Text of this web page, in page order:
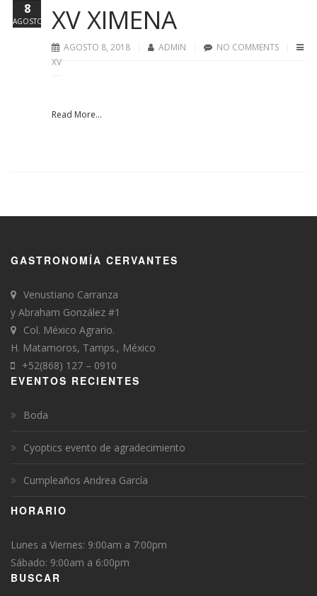
XV XIMENA
AGOSTO 8, 2018 ADMIN
NO COMMENTS
XV
Read More...
8
AGOSTO
GASTRONOMÍA CERVANTES
Venustiano Carranza
y Abraham González #1
Col. México Agrario.
H. Matamoros, Tamps., México
+52(868) 127 – 0910
EVENTOS RECIENTES
Boda
Cyoptics evento de agradecimiento
Cumpleaños Andrea García
HORARIO
Lunes a Viernes: 9:00am a 7:00pm
Sábado: 9:00am a 6:00pm
BUSCAR